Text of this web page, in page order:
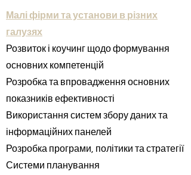
Малі фірми та установи в різних
галузях
Розвиток і коучинг щодо формування
основних компетенцій
Розробка та впровадження основних
показників ефективності
Використання систем збору даних та
інформаційних панелей
Розробка програми, політики та стратегії
Системи планування